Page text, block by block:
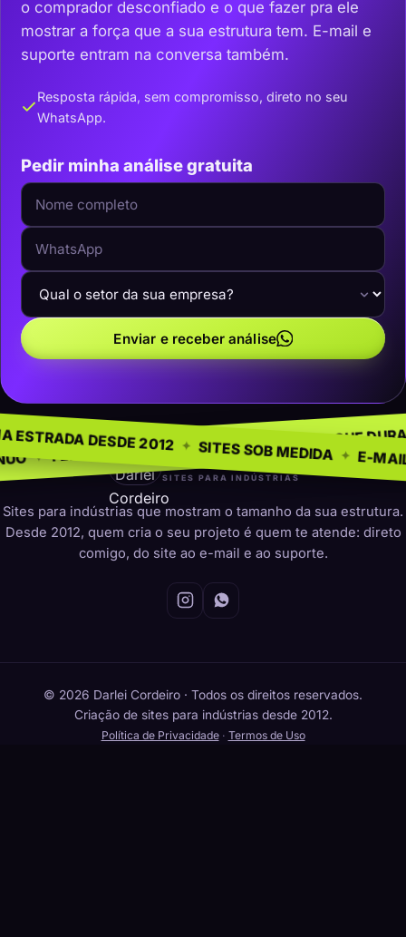
o comprador desconfiado e o que fazer pra ele
mostrar a força que a sua estrutura tem. E-mail e
suporte entram na conversa também.
Resposta rápida, sem compromisso, direto no seu
WhatsApp.
Pedir minha análise gratuita
Enviar e receber análise
INDÚSTRIAS ✦ PRESENÇA QUE DURA SEM
✦ NA ESTRADA DESDE 2012 ✦ SITES SOB
darleicordeiro
SITES PARA INDÚSTRIAS
Sites para indústrias que mostram o tamanho da sua estrutura.
Desde 2012, quem cria o seu projeto é quem te atende: direto
comigo, do site ao e-mail e ao suporte.
© 2026 Darlei Cordeiro · Todos os direitos reservados.
Criação de sites para indústrias desde 2012.
Política de Privacidade· Termos de Uso